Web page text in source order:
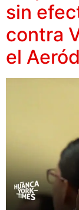
sin
contra
el